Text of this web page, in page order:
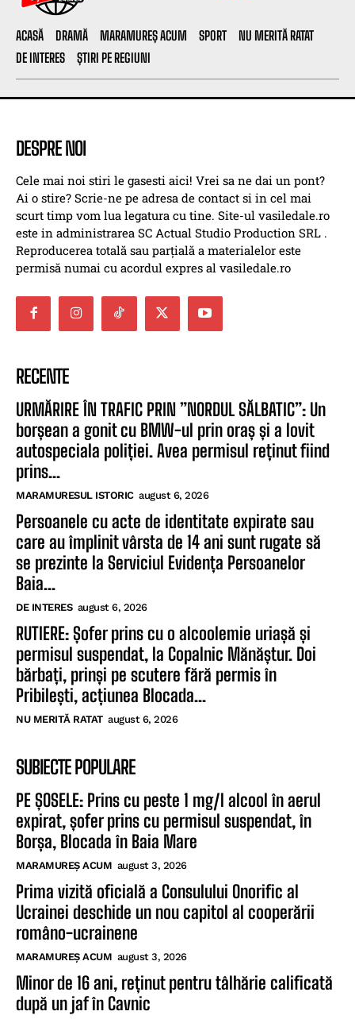
ACASĂ DRAMĂ MARAMUREȘ ACUM SPORT
NU MERITĂ RATAT
DE INTERES
ȘTIRI PE REGIUNI
DESPRE NOI
Cele mai noi stiri le gasesti aici! Vrei sa ne dai un pont?
Ai o stire? Scrie-ne pe adresa de contact si in cel mai
scurt timp vom lua legatura cu tine. Site-ul vasiledale.ro
este in administrarea SC Actual Studio Production SRL .
Reproducerea totală sau parțială a materialelor este
permisă numai cu acordul expres al vasiledale.ro
RECENTE
URMĂRIRE ÎN TRAFIC PRIN ”NORDUL SĂLBATIC”: Un
borșean a gonit cu BMW-ul prin oraș și a lovit
autospeciala poliției. Avea permisul reținut fiind
prins...
MARAMURESUL ISTORIC august 6, 2026
Persoanele cu acte de identitate expirate sau
care au împlinit vârsta de 14 ani sunt rugate să
se prezinte la Serviciul Evidența Persoanelor
Baia...
DE INTERES august 6, 2026
RUTIERE: Șofer prins cu o alcoolemie uriașă și
permisul suspendat, la Copalnic Mănăștur. Doi
bărbați, prinși pe scutere fără permis în
Pribilești, acțiunea Blocada...
NU MERITĂ RATAT august 6, 2026
SUBIECTE POPULARE
PE ȘOSELE: Prins cu peste 1 mg/l alcool în aerul
expirat, șofer prins cu permisul suspendat, în
Borșa, Blocada în Baia Mare
MARAMUREȘ ACUM august 3, 2026
Prima vizită oficială a Consulului Onorific al
Ucrainei deschide un nou capitol al cooperării
româno-ucrainene
MARAMUREȘ ACUM august 3, 2026
Minor de 16 ani, reținut pentru tâlhărie calificată
după un jaf în Cavnic